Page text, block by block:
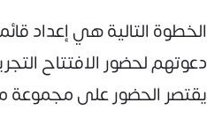
الخطوة التالية هي إعداد
دعوتهم لحضور الافتتاح
يقتصر الحضور على